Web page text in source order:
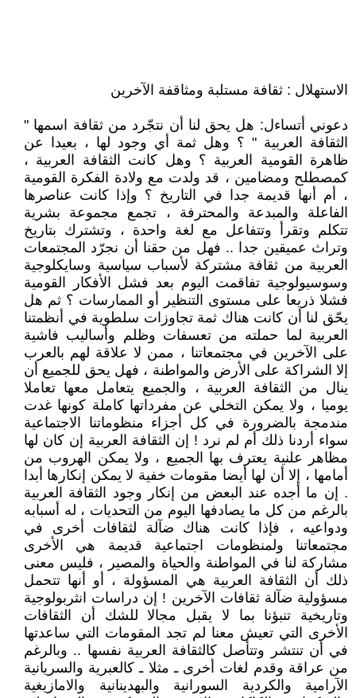
الاستهلال : ثقافة مستلبة ومثاقفة الآخرين
دعوني أتساءل: هل يحق لنا أن نتجّرد من ثقافة اسمها "
الثقافة العربية " ؟ وهل ثمة أي وجود لها ، بعيدا عن
ظاهرة القومية العربية ؟ وهل كانت الثقافة العربية ،
كمصطلح ومضامين ، قد ولدت مع ولادة الفكرة القومية
، أم أنها قديمة جدا في التاريخ ؟ وإذا كانت عناصرها
الفاعلة والمبدعة والمحترفة ، تجمع مجموعة بشرية
تتكلم وتقرأ وتتفاعل مع لغة واحدة ، وتشترك بتاريخ
وتراث عميقين جدا .. فهل من حقنا أن نجرّد المجتمعات
العربية من ثقافة مشتركة لأسباب سياسية وسايكلوجية
وسوسيولوجية تفاقمت اليوم بعد فشل الأفكار القومية
فشلا ذريعا على مستوى التنظير أو الممارسات ؟ ثم هل
يحّق لنا أن كانت هناك ثمة تجاوزات سلطوية في أنظمتنا
العربية لما حملته من تعسفات وظلم وأساليب فاشية
على الآخرين في مجتمعاتنا ، ممن لا علاقة لهم بالعرب
إلا الشراكة على الأرض والمواطنة ، فهل يحق للجميع أن
ينال من الثقافة العربية ، والجميع يتعامل معها تعاملا
يوميا ، ولا يمكن التخلي عن مفرداتها كاملة كونها غدت
مندمجة بالضرورة في كل أجزاء منظوماتنا الاجتماعية
سواء أردنا ذلك أم لم نرد ! إن الثقافة العربية إن كان لها
مظاهر علنية يعترف بها الجميع ، ولا يمكن الهروب من
أمامها ، إلا أن لها أيضا مقومات خفية لا يمكن إنكارها أبدا
. إن ما أجده عند البعض من إنكار وجود الثقافة العربية
بالرغم من كل ما يصادفها اليوم من التحديات ، له أسبابه
ودواعيه ، فإذا كانت هناك ضآلة لثقافات أخرى في
مجتمعاتنا ولمنظومات اجتماعية قديمة هي الأخرى
مشاركة لنا في المواطنة والحياة والمصير ، فليس معنى
ذلك أن الثقافة العربية هي المسؤولة ، أو أنها تتحمل
مسؤولية ضآلة ثقافات الآخرين ! إن دراسات انثربولوجية
وتاريخية تنبؤنا بما لا يقبل مجالا للشك أن الثقافات
الأخرى التي تعيش معنا لم تجد المقومات التي ساعدتها
في أن تنتشر وتتأصل كالثقافة العربية نفسها .. وبالرغم
من عراقة وقدم لغات أخرى ـ مثلا ـ كالعبرية والسريانية
الآرامية والكردية السورانية والبهدينانية والامازيغية